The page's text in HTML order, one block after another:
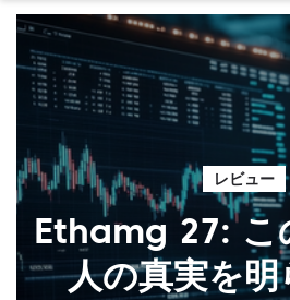
レビュー
Ethamg 27: こ
人の真実を